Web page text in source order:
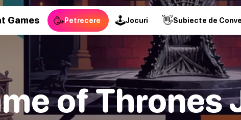
Games 🥳Petrecere 🕹Jocuri 👋Subiecte de
of Thrones